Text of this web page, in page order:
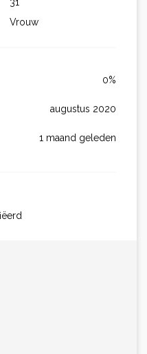
Vrouw
0%
augustus 2020
1 maand geleden